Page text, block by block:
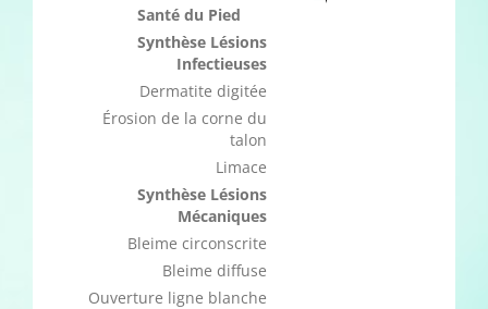
Santé du Pied
Synthèse Lésions
Infectieuses
Dermatite digitée
Érosion de la corne du
talon
Limace
Synthèse Lésions
Mécaniques
Bleime circonscrite
Bleime diffuse
Ouverture ligne blanche